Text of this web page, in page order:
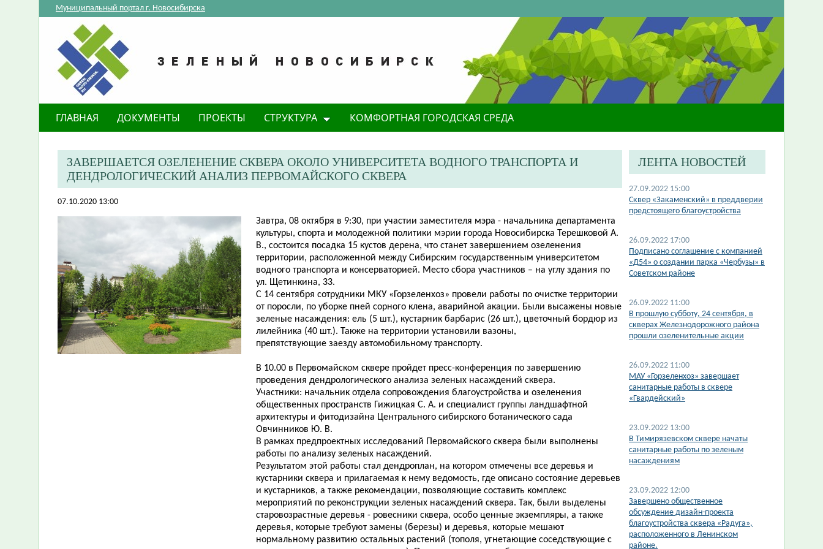
Муниципальный портал г. Новосибирска
ГЛАВНАЯ ДОКУМЕНТЫ ПРОЕКТЫ СТРУКТУРА КОМФОРТНАЯ ГОРОДСКАЯ СРЕДА
ЗАВЕРШАЕТСЯ ОЗЕЛЕНЕНИЕ СКВЕРА ОКОЛО УНИВЕРСИТЕТА ВОДНОГО ТРАНСПОРТА И
ДЕНДРОЛОГИЧЕСКИЙ АНАЛИЗ ПЕРВОМАЙСКОГО СКВЕРА
07.10.2020 13:00
Завтра, 08 октября в 9:30, при участии заместителя мэра - начальника департамента
культуры, спорта и молодежной политики мэрии города Новосибирска Терешковой А.
В., состоится посадка 15 кустов дерена, что станет завершением озеленения
территории, расположенной между Сибирским государственным университетом
водного транспорта и консерваторией. Место сбора участников – на углу здания по
ул. Щетинкина, 33.
С 14 сентября сотрудники МКУ «Горзеленхоз» провели работы по очистке территории
от поросли, по уборке пней сорного клена, аварийной акации. Были высажены новые
зеленые насаждения: ель (5 шт.), кустарник барбарис (26 шт.), цветочный бордюр из
лилейника (40 шт.). Также на территории установили вазоны,
препятствующие заезду автомобильному транспорту.
В 10.00 в Первомайском сквере пройдет пресс-конференция по завершению
проведения дендрологического анализа зеленых насаждений сквера.
Участники: начальник отдела сопровождения благоустройства и озеленения
общественных пространств Гижицкая С. А. и специалист группы ландшафтной
архитектуры и фитодизайна Центрального сибирского ботанического сада
Овчинников Ю. В.
В рамках предпроектных исследований Первомайского сквера были выполнены
работы по анализу зеленых насаждений.
Результатом этой работы стал дендроплан, на котором отмечены все деревья и
кустарники сквера и прилагаемая к нему ведомость, где описано состояние деревьев
и кустарников, а также рекомендации, позволяющие составить комплекс
мероприятий по реконструкции зеленых насаждений сквера. Так, были выделены
старовозрастные деревья - ровесники сквера, особо ценные экземпляры, а также
деревья, которые требуют замены (березы) и деревья, которые мешают
нормальному развитию остальных растений (тополя, угнетающие соседствующие с
ЛЕНТА НОВОСТЕЙ
27.09.2022 15:00
Сквер «Закаменский» в преддверии
предстоящего благоустройства
26.09.2022 17:00
Подписано соглашение с компанией
«Д54» о создании парка «Чербузы» в
Советском районе
26.09.2022 11:00
​В прошлую субботу, 24 сентября, в
скверах Железнодорожного района
прошли озеленительные акции
26.09.2022 11:00
​МАУ «Горзеленхоз» завершает
санитарные работы в сквере
«Гвардейский»
23.09.2022 13:00
В Тимирязевском сквере начаты
санитарные работы по зеленым
насаждениям
23.09.2022 12:00
Завершено общественное
обсуждение дизайн-проекта
благоустройства сквера «Радуга»,
расположенного в Ленинском
районе.